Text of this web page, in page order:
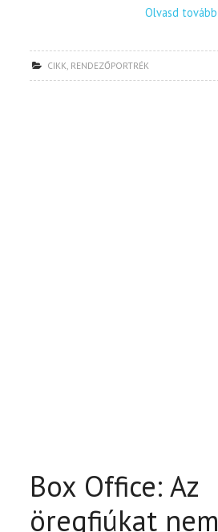
Olvasd tovább
CIKK RENDEZŐPORTRÉK
Box Office: Az
öregfiúkat nem